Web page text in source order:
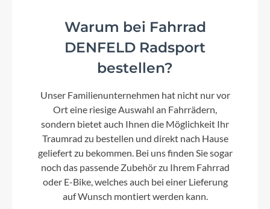
Warum bei Fahrrad
DENFELD Radsport
bestellen?
Unser Familienunternehmen hat nicht nur vor
Ort eine riesige Auswahl an Fahrrädern,
sondern bietet auch Ihnen die Möglichkeit Ihr
Traumrad zu bestellen und direkt nach Hause
geliefert zu bekommen. Bei uns finden Sie sogar
noch das passende Zubehör zu Ihrem Fahrrad
oder E-Bike, welches auch bei einer Lieferung
auf Wunsch montiert werden kann.